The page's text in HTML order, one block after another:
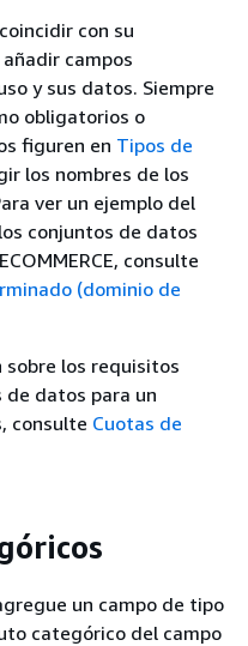
con su
campos
y sus datos. Siempre
obligatorios o
figuren en Tipos de
los nombres de los
ver un ejemplo del
conjuntos de datos
consulte
(dominio de
los requisitos
de datos para un
consulte Cuotas de
un campo de tipo
categórico del campo